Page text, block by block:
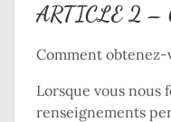
ARTICLE 2 –
Comment
Lorsque vous nous
renseignements